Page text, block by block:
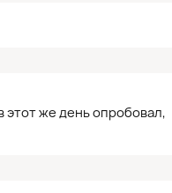
же день опробовал,